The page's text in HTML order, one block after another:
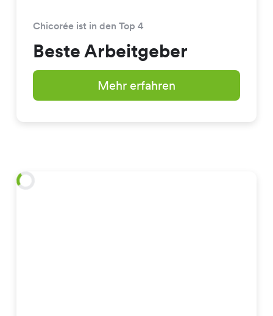
Chicorée ist in den Top 4
Beste Arbeitgeber
Mehr erfahren